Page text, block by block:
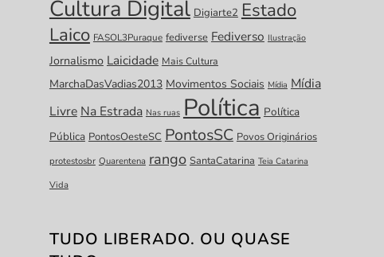
Cultura Digital Digiarte2 Estado
Laico FASOL3Puraque fediverse Fediverso Ilustração
Jornalismo Laicidade Mais Cultura
MarchaDasVadias2013 Movimentos Sociais Mídia Mídia
Livre Na Estrada Nas ruas Política Política
Pública PontosOesteSC PontosSC Povos Originários
protestosbr Quarentena rango SantaCatarina Teia Catarina
Vida
TUDO LIBERADO. OU QUASE